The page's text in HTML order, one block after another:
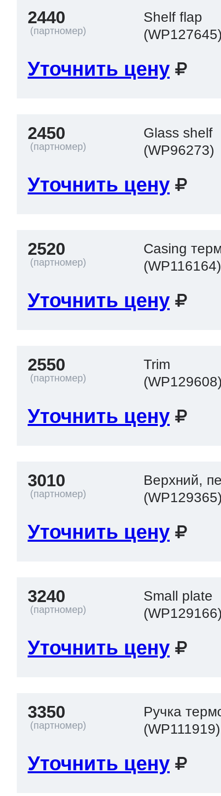
2440
Shelf flap
Уточнить цену
2450
Glass shelf
(WP96273)
Уточнить цену
2520
Casing
(WP116164)
Уточнить цену
2550
Trim
Уточнить цену
3010
Верхний,
Уточнить цену
3240
Small plate
Уточнить цену
3350
Ручка
(WP111919)
Уточнить цену